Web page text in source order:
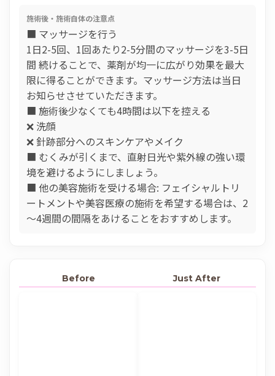
施術後・施術自体の注意点
■ マッサージを行う
1日2-5回、1回あたり2-5分間のマッサージを3-5日
間 続けることで、薬剤が均一に広がり効果を最大
限に得ることができます。マッサージ方法は当日
お知らせさせていただきます。
■ 施術後少なくても4時間は以下を控える
❌ 洗顔
❌ 針跡部分へのスキンケアやメイク
■ むくみが引くまで、直射日光や紫外線の強い環
境を避けるようにしましょう。
■ 他の美容施術を受ける場合: フェイシャルトリ
ートメントや美容医療の施術を希望する場合は、2
～4週間の間隔をあけることをおすすめします。
Before Just After